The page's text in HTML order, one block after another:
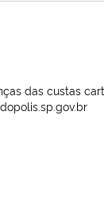
das custas